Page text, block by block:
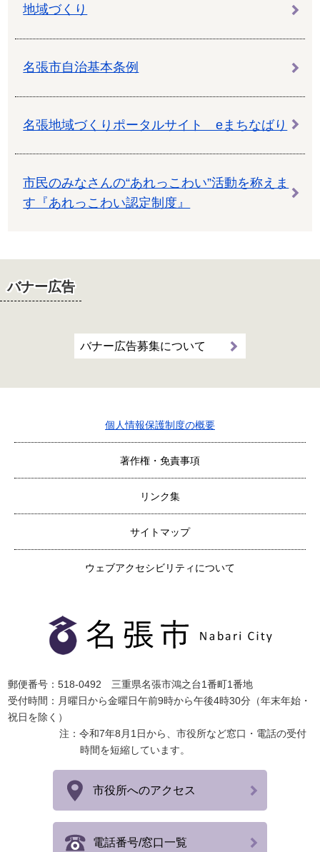
地域づくり
名張市自治基本条例
名張地域づくりポータルサイト eまちなばり
市民のみなさんの“あれっこわい”活動を称えま
す『あれっこわい認定制度』
バナー広告
バナー広告募集について
個人情報保護制度の概要
著作権・免責事項
リンク集
サイトマップ
ウェブアクセシビリティについて
郵便番号：518-0492 三重県名張市鴻之台1番町1番地
受付時間：月曜日から金曜日午前9時から午後4時30分（年末年始・
祝日を除く）
注：令和7年8月1日から、市役所など窓口・電話の受付
時間を短縮しています。
市役所へのアクセス
電話番号/窓口一覧